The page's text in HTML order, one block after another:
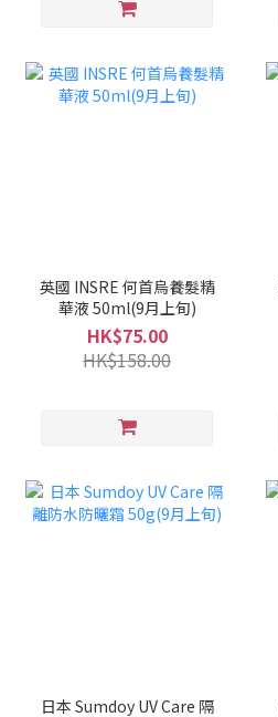
英國 INSRE 何首烏養髮精
華液 50ml(9月上旬)
HK$75.00
HK$158.00
日本 Sumdoy UV Care 隔